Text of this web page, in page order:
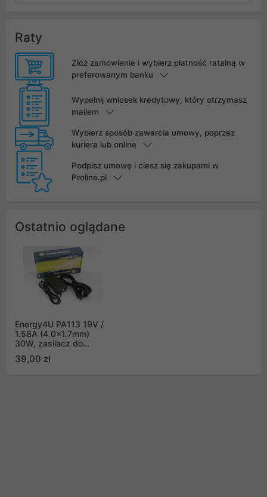
Raty
Złóż zamówienie i wybierz płatność ratalną w
preferowanym banku
Wypełnij wniosek kredytowy, który otrzymasz
mailem
Wybierz sposób zawarcia umowy, poprzez
kuriera lub online
Podpisz umowę i ciesz się zakupami w
Proline.pl
Ostatnio oglądane
Energy4U PA113 19V /
1.58A (4.0x1.7mm)
30W, zasilacz do
Compaq Mini
39,00 zł